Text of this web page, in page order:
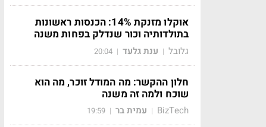
אוקלו מזנקת 14%: הכנסות ראשונות
בתולדותיה וכור שנדלק בפחות משנה
גלובל | ענת גלעד |
20:04
חלון ההקשר: מה המודל זוכר, מה הוא
שוכח ולמה זה משנה
BizTech
| עמית בר |
19:59